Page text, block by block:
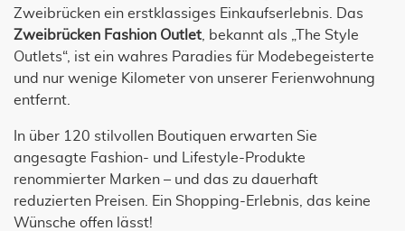
Zweibrücken ein erstklassiges Einkaufserlebnis. Das
Zweibrücken Fashion Outlet , bekannt als „The Style
Outlets“, ist ein wahres Paradies für Modebegeisterte
und nur wenige Kilometer von unserer Ferienwohnung
entfernt.
In über 120 stilvollen Boutiquen erwarten Sie
angesagte Fashion- und Lifestyle-Produkte
renommierter Marken – und das zu dauerhaft
reduzierten Preisen. Ein Shopping-Erlebnis, das keine
Wünsche offen lässt!